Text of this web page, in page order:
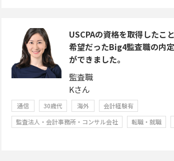
USCPAの資格を取得したこ
希望だったBig4監査職の内
ができました。
監査職
Kさん
通信 30歳代 海外
会計経験有
監査法人・会計事務所・コンサル会社
転職・就職